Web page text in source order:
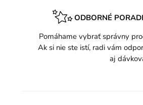
ODBORNÉ
Pomáhame vybrať správny
Ak si nie ste istí, radi vám
aj